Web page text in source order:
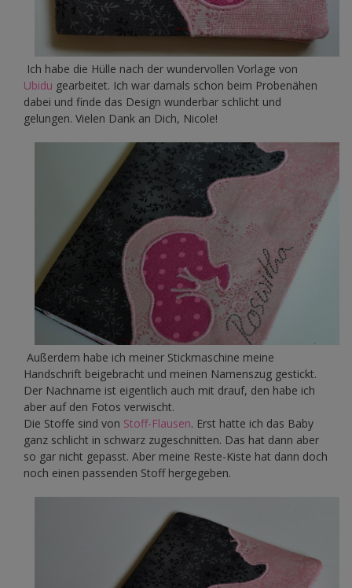
Ich habe die Hülle nach der wundervollen Vorlage von
Ubidu gearbeitet. Ich war damals schon beim Probenähen
dabei und finde das Design wunderbar schlicht und
gelungen. Vielen Dank an Dich, Nicole!
Außerdem habe ich meiner Stickmaschine meine
Handschrift beigebracht und meinen Namenszug gestickt.
Der Nachname ist eigentlich auch mit drauf, den habe ich
aber auf den Fotos verwischt.
Die Stoffe sind von Stoff-Flausen. Erst hatte ich das Baby
ganz schlicht in schwarz zugeschnitten. Das hat dann aber
so gar nicht gepasst. Aber meine Reste-Kiste hat dann doch
noch einen passenden Stoff hergegeben.